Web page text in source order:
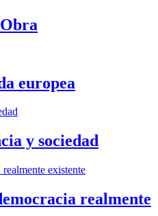
europea
y sociedad
realmente